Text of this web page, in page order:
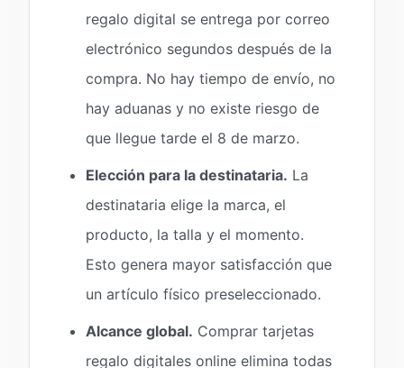
regalo digital se entrega por correo
electrónico segundos después de la
compra. No hay tiempo de envío, no
hay aduanas y no existe riesgo de
que llegue tarde el 8 de marzo.
Elección para la destinataria. La
destinataria elige la marca, el
producto, la talla y el momento.
Esto genera mayor satisfacción que
un artículo físico preseleccionado.
Alcance global. Comprar tarjetas
regalo digitales online elimina todas